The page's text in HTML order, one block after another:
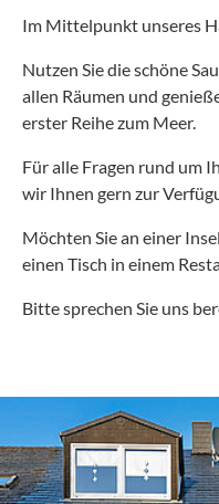
Im Mittelpunkt unseres
Nutzen Sie die schöne
allen Räumen und
erster Reihe zum Meer.
Für alle Fragen rund um
wir Ihnen gern zur
Möchten Sie an einer
einen Tisch in einem
Bitte sprechen Sie uns